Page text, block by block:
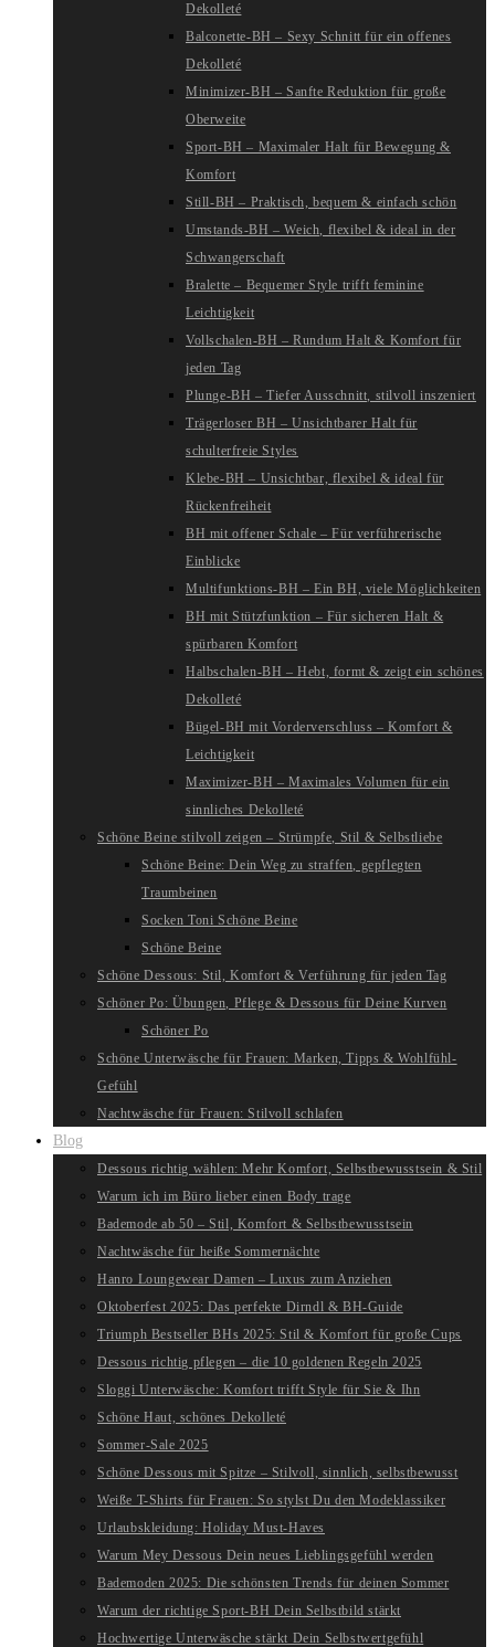
Dekolleté
Balconette-BH – Sexy Schnitt für ein offenes
Dekolleté
Minimizer-BH – Sanfte Reduktion für große
Oberweite
Sport-BH – Maximaler Halt für Bewegung &
Komfort
Still-BH – Praktisch, bequem & einfach schön
Umstands-BH – Weich, flexibel & ideal in der
Schwangerschaft
Bralette – Bequemer Style trifft feminine
Leichtigkeit
Vollschalen-BH – Rundum Halt & Komfort für
jeden Tag
Plunge-BH – Tiefer Ausschnitt, stilvoll inszeniert
Trägerloser BH – Unsichtbarer Halt für
schulterfreie Styles
Klebe-BH – Unsichtbar, flexibel & ideal für
Rückenfreiheit
BH mit offener Schale – Für verführerische
Einblicke
Multifunktions-BH – Ein BH, viele Möglichkeiten
BH mit Stützfunktion – Für sicheren Halt &
spürbaren Komfort
Halbschalen-BH – Hebt, formt & zeigt ein schönes
Dekolleté
Bügel-BH mit Vorderverschluss – Komfort &
Leichtigkeit
Maximizer-BH – Maximales Volumen für ein
sinnliches Dekolleté
Schöne Beine stilvoll zeigen – Strümpfe, Stil & Selbstliebe
Schöne Beine: Dein Weg zu straffen, gepflegten
Traumbeinen
Socken Toni Schöne Beine
Schöne Beine
Schöne Dessous: Stil, Komfort & Verführung für jeden Tag
Schöner Po: Übungen, Pflege & Dessous für Deine Kurven
Schöner Po
Schöne Unterwäsche für Frauen: Marken, Tipps & Wohlfühl-
Gefühl
Nachtwäsche für Frauen: Stilvoll schlafen
Blog
Dessous richtig wählen: Mehr Komfort, Selbstbewusstsein & Stil
Warum ich im Büro lieber einen Body trage
Bademode ab 50 – Stil, Komfort & Selbstbewusstsein
Nachtwäsche für heiße Sommernächte
Hanro Loungewear Damen – Luxus zum Anziehen
Oktoberfest 2025: Das perfekte Dirndl & BH-Guide
Triumph Bestseller BHs 2025: Stil & Komfort für große Cups
Dessous richtig pflegen – die 10 goldenen Regeln 2025
Sloggi Unterwäsche: Komfort trifft Style für Sie & Ihn
Schöne Haut, schönes Dekolleté
Sommer-Sale 2025
Schöne Dessous mit Spitze – Stilvoll, sinnlich, selbstbewusst
Weiße T-Shirts für Frauen: So stylst Du den Modeklassiker
Urlaubskleidung: Holiday Must-Haves
Warum Mey Dessous Dein neues Lieblingsgefühl werden
Bademoden 2025: Die schönsten Trends für deinen Sommer
Warum der richtige Sport-BH Dein Selbstbild stärkt
Hochwertige Unterwäsche stärkt Dein Selbstwertgefühl